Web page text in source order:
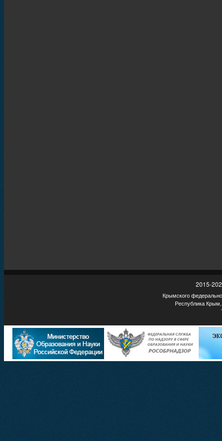
2015-
Крымского
Республика